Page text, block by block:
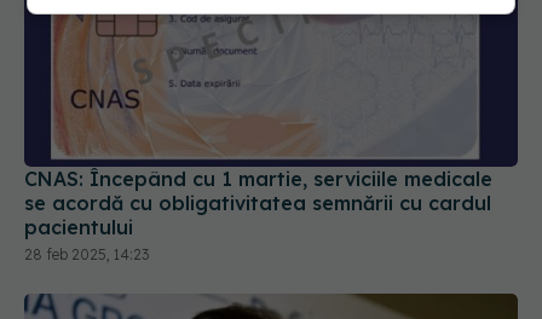
CNAS: Începând cu 1 martie, serviciile medicale
se acordă cu obligativitatea semnării cu cardul
pacientului
28 feb 2025, 14:23